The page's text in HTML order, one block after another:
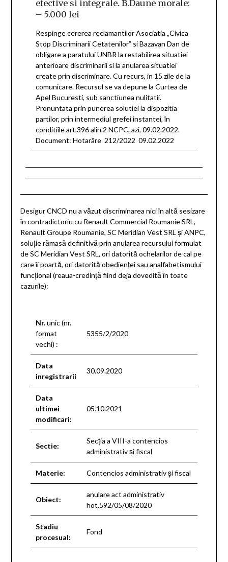
efective si integrale. B.Daune morale:
– 5.000 lei
Respinge cererea reclamantilor Asociatia „Civica
Stop Discriminarii Cetatenilor” si Bazavan Dan de
obligare a paratului UNBR la restabilirea situatiei
anterioare discriminarii si la anularea situatiei
create prin discriminare. Cu recurs, in 15 zile de la
comunicare. Recursul se va depune la Curtea de
Apel Bucuresti, sub sanctiunea nulitatii.
Pronuntata prin punerea solutiei la dispozitia
partilor, prin intermediul grefei instantei, în
conditiile art.396 alin.2 NCPC, azi, 09.02.2022.
Document: Hotarâre 212/2022 09.02.2022
Desigur CNCD nu a văzut discriminarea nici în altă sesizare
în contradictoriu cu Renault Commercial Roumanie SRL,
Renault Groupe Roumanie, SC Meridian Vest SRL și ANPC,
soluție rămasă definitivă prin anularea recursului formulat
de SC Meridian Vest SRL, ori datorită ochelarilor de cal pe
care îi poartă, ori datorită obedienței sau analfabetismului
funcțional (reaua-credință fiind deja dovedită în toate
cazurile):
Nr. unic (nr.
format
vechi) :
5355/2/2020
Data
inregistrarii
30.09.2020
Data
ultimei
modificari:
05.10.2021
Sectie:
Secţia a VIII-a contencios
administrativ şi fiscal
Materie: Contencios administrativ şi fiscal
Obiect:
anulare act administrativ
hot.592/05/08/2020
Stadiu
procesual:
Fond